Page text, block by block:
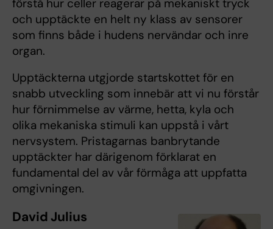
förstå hur celler reagerar på mekaniskt tryck
och upptäckte en helt ny klass av sensorer
som finns både i hudens nervändar och inre
organ.
Upptäckterna utgjorde startskottet för en
snabb utveckling som innebär att vi nu förstår
hur förnimmelse av värme, hetta, kyla och
olika mekaniska stimuli kan uppstå i vårt
nervsystem. Pristagarnas banbrytande
upptäckter har därigenom förklarat en
fundamental del av vår förmåga att uppfatta
omgivningen.
David Julius